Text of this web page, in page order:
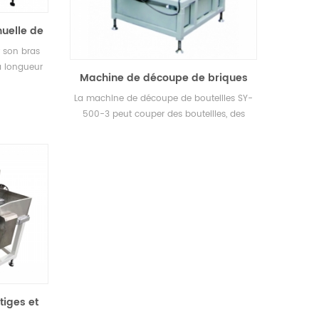
de
son bras
longueur
Machine de découpe de briques
de bouteilles SY-500-3
La machine de découpe de bouteilles SY-
500-3 peut couper des bouteilles, des
et